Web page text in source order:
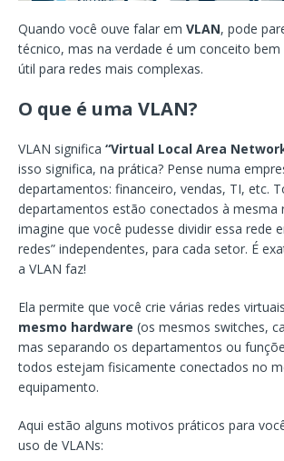
Quando você ouve falar em VLAN, pode
técnico, mas na verdade é um conceito bem
útil para redes mais complexas.
O que é uma VLAN?
VLAN significa “Virtual Local Area
isso significa, na prática? Pense numa
departamentos: financeiro, vendas, TI, etc.
departamentos estão conectados à mesma
imagine que você pudesse dividir essa rede
redes” independentes, para cada setor. É
a VLAN faz!
Ela permite que você crie várias redes
mesmo hardware (os mesmos switches,
mas separando os departamentos ou
todos estejam fisicamente conectados no
equipamento.
Aqui estão alguns motivos práticos para
uso de VLANs: